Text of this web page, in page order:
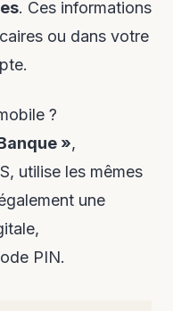
. Ces informations
ou dans votre
?
»,
utilise les mêmes
une
PIN.